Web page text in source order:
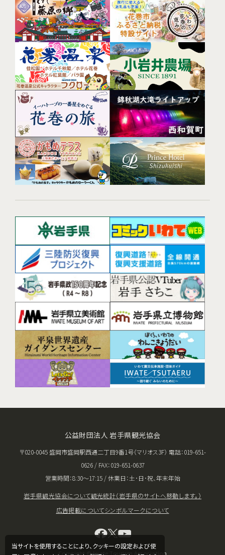
当サイトを使用することにより、クッキーの設定および使
公益財団法人 岩手県観光協会
〒020-0045 盛岡市盛岡駅西通二丁目9番1号（マリオス3F） 電話：019-651-
0626 / FAX：019-651-0637
営業時間：8:30〜17:15 / 休業日：土･日･祝、年末年始
岩手県観光協会について観光統計（岩手県のサイトへ移動します。）
広告掲載についてシンボルマークについて
Copyright © Iwate Tourism Association